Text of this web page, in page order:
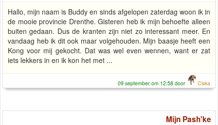
Hallo, mijn naam is Buddy en sinds afgelopen zaterdag woon ik in
de mooie provincie Drenthe. Gisteren heb ik mijn behoefte alleen
buiten gedaan. Dus de kranten zijn niet zo interessant meer. En
vandaag heb ik dit ook maar volgehouden. Mijn baasje heeft een
Kong voor mij gekocht. Dat was wel even wennen, want er zat
iets lekkers in en ik kon het met ...
09 september om 12:58 door Ciska
Mijn Pash'ke